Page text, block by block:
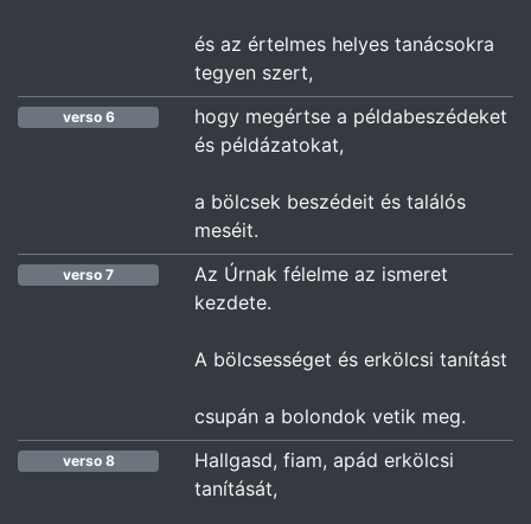
és az értelmes helyes tanácsokra
tegyen szert,
verso 6
hogy megértse a példabeszédeket
és példázatokat,
a bölcsek beszédeit és találós
meséit.
verso 7
Az Úrnak félelme az ismeret
kezdete.
A bölcsességet és erkölcsi tanítást
csupán a bolondok vetik meg.
verso 8
Hallgasd, fiam, apád erkölcsi
tanítását,